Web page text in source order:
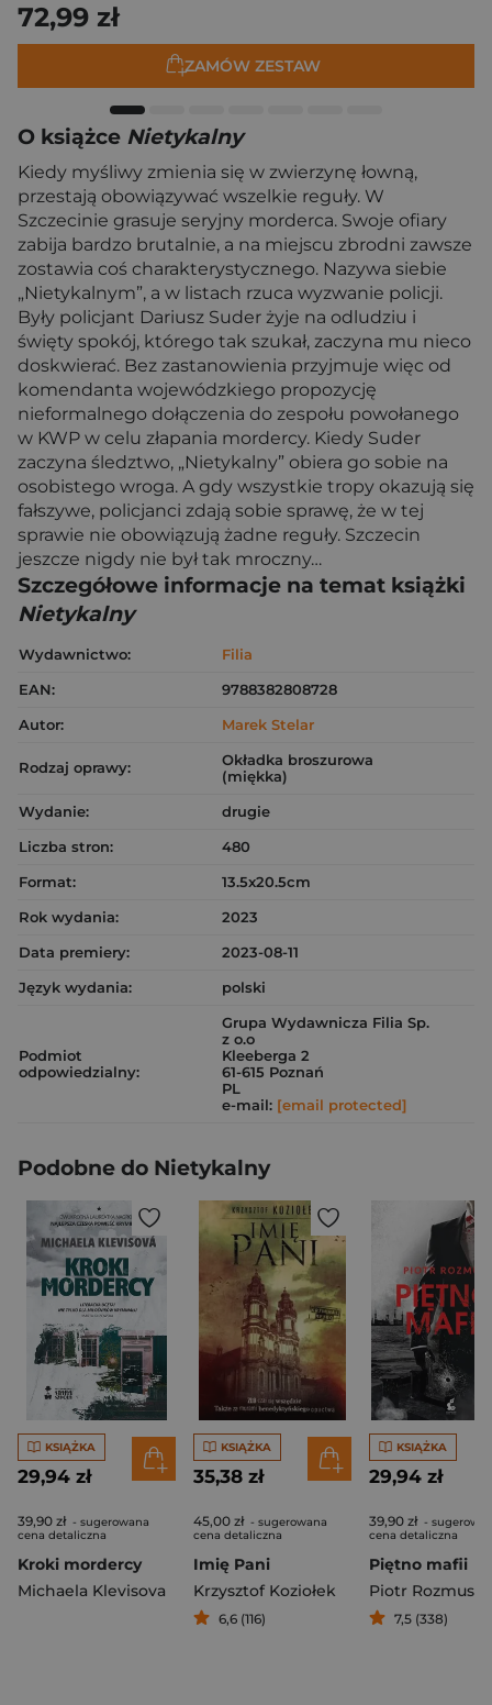
72,99 zł
ZAMÓW ZESTAW
O książce Nietykalny
Kiedy myśliwy zmienia się w zwierzynę łowną,
przestają obowiązywać wszelkie reguły. W
Szczecinie grasuje seryjny morderca. Swoje ofiary
zabija bardzo brutalnie, a na miejscu zbrodni zawsze
zostawia coś charakterystycznego. Nazywa siebie
„Nietykalnym”, a w listach rzuca wyzwanie policji.
Były policjant Dariusz Suder żyje na odludziu i
święty spokój, którego tak szukał, zaczyna mu nieco
doskwierać. Bez zastanowienia przyjmuje więc od
komendanta wojewódzkiego propozycję
nieformalnego dołączenia do zespołu powołanego
w KWP w celu złapania mordercy. Kiedy Suder
zaczyna śledztwo, „Nietykalny” obiera go sobie na
osobistego wroga. A gdy wszystkie tropy okazują się
fałszywe, policjanci zdają sobie sprawę, że w tej
sprawie nie obowiązują żadne reguły. Szczecin
jeszcze nigdy nie był tak mroczny…
Szczegółowe informacje na temat książki
Nietykalny
Wydawnictwo:
Filia
EAN:
9788382808728
Autor:
Marek Stelar
Rodzaj oprawy:
Okładka broszurowa
(miękka)
Wydanie:
drugie
Liczba stron:
480
Format:
13.5x20.5cm
Rok wydania:
2023
Data premiery:
2023-08-11
Język wydania:
polski
Podmiot
odpowiedzialny:
Grupa Wydawnicza Filia Sp.
z o.o
Kleeberga 2
61-615 Poznań
PL
e-mail: [email protected]
Podobne do Nietykalny
KSIĄŻKA
29,94 zł
39,90 zł - sugerowana
cena detaliczna
Kroki mordercy
Michaela Klevisova
KSIĄŻKA
35,38 zł
45,00 zł - sugerowana
cena detaliczna
Imię Pani
Krzysztof Koziołek
6,6 (116)
KSIĄŻKA
29,94 zł
39,90 zł -
cena detaliczna
Piętno mafii
Piotr Rozmus
7,5 (338)